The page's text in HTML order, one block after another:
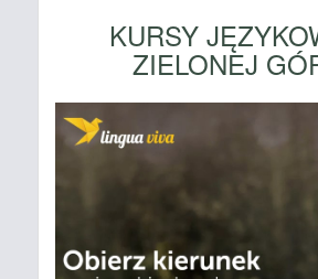
KURSY
ZIELONEJ